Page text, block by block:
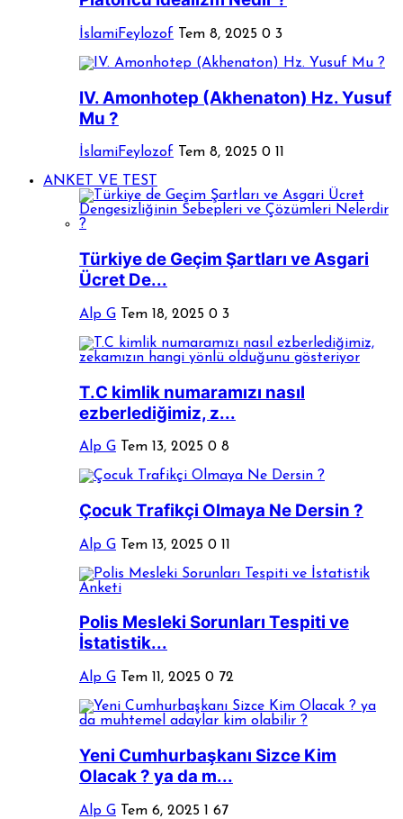
İslamiFeylozof Tem 8, 2025 0 3
IV. Amonhotep (Akhenaton) Hz. Yusuf
Mu ?
İslamiFeylozof Tem 8, 2025 0 11
ANKET VE TEST
Türkiye de Geçim Şartları ve Asgari
Ücret De...
Alp G Tem 18, 2025 0 3
T.C kimlik numaramızı nasıl
ezberlediğimiz, z...
Alp G Tem 13, 2025 0 8
Çocuk Trafikçi Olmaya Ne Dersin ?
Alp G Tem 13, 2025 0 11
Polis Mesleki Sorunları Tespiti ve
İstatistik...
Alp G Tem 11, 2025 0 72
Yeni Cumhurbaşkanı Sizce Kim
Olacak ? ya da m...
Alp G Tem 6, 2025 1 67